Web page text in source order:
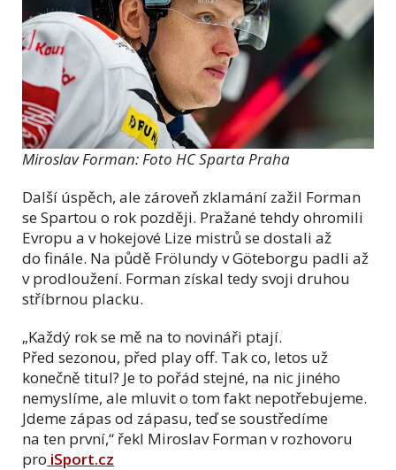
Miroslav Forman: Foto HC Sparta Praha
Další úspěch, ale zároveň zklamání zažil Forman
se Spartou o rok později. Pražané tehdy ohromili
Evropu a v hokejové Lize mistrů se dostali až
do finále. Na půdě Frölundy v Göteborgu padli až
v prodloužení. Forman získal tedy svoji druhou
stříbrnou placku.
„Každý rok se mě na to novináři ptají.
Před sezonou, před play off. Tak co, letos už
konečně titul? Je to pořád stejné, na nic jiného
nemyslíme, ale mluvit o tom fakt nepotřebujeme.
Jdeme zápas od zápasu, teď se soustředíme
na ten první,“ řekl Miroslav Forman v rozhovoru
pro iSport.cz